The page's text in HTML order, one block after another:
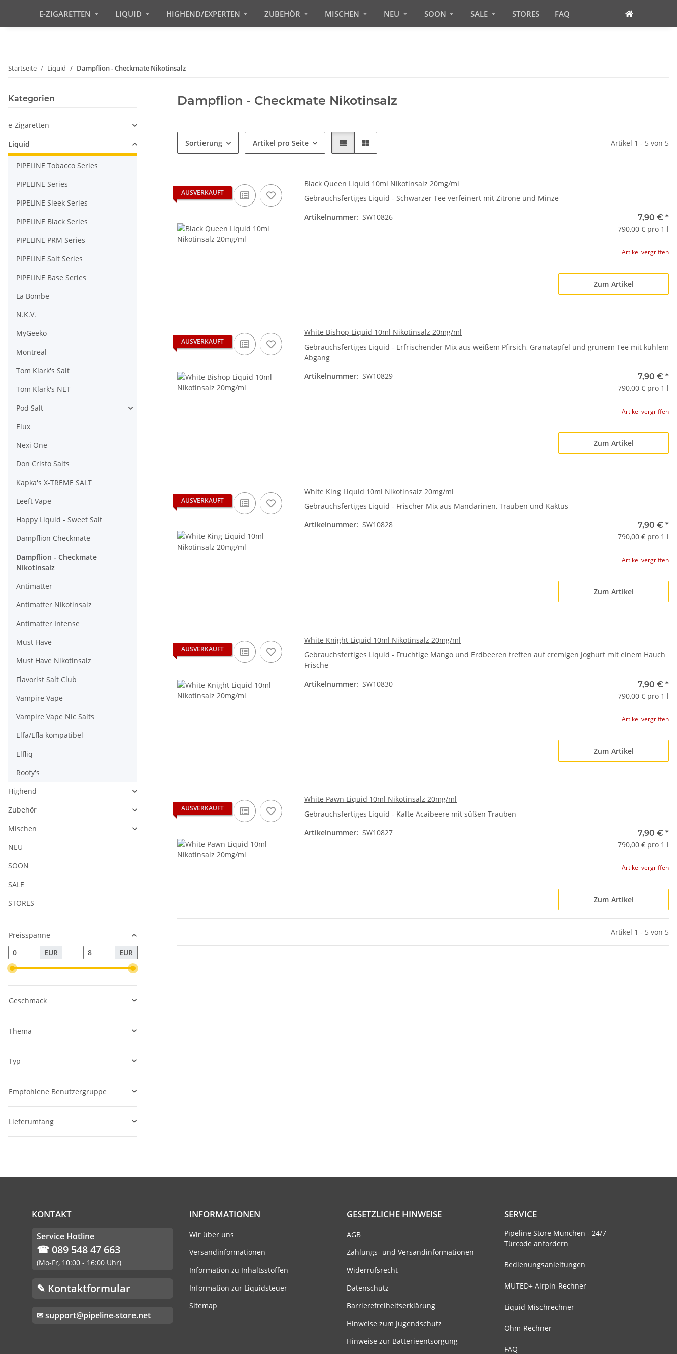
E-ZIGARETTEN LIQUID HIGHEND/EXPERTEN ZUBEHÖR MISCHEN NEU SOON SALE STORES FAQ
Startseite Liquid Dampflion - Checkmate Nikotinsalz
Dampflion - Checkmate Nikotinsalz
Sortierung Artikel pro Seite Artikel 1 - 5 von 5
AUSVERKAUFT
Black Queen Liquid 10ml Nikotinsalz 20mg/ml
Gebrauchsfertiges Liquid - Schwarzer Tee verfeinert mit Zitrone und Minze
Artikelnummer: SW10826 7,90 € *
790,00 € pro 1 l
Artikel vergriffen
Zum Artikel
AUSVERKAUFT
White Bishop Liquid 10ml Nikotinsalz 20mg/ml
Gebrauchsfertiges Liquid - Erfrischender Mix aus weißem Pfirsich, Granatapfel und grünem Tee mit kühlem
Abgang
Artikelnummer: SW10829 7,90 € *
790,00 € pro 1 l
Artikel vergriffen
Zum Artikel
AUSVERKAUFT
White King Liquid 10ml Nikotinsalz 20mg/ml
Gebrauchsfertiges Liquid - Frischer Mix aus Mandarinen, Trauben und Kaktus
Artikelnummer: SW10828 7,90 € *
790,00 € pro 1 l
Artikel vergriffen
Zum Artikel
AUSVERKAUFT
White Knight Liquid 10ml Nikotinsalz 20mg/ml
Gebrauchsfertiges Liquid - Fruchtige Mango und Erdbeeren treffen auf cremigen Joghurt mit einem Hauch
Frische
Artikelnummer: SW10830 7,90 € *
790,00 € pro 1 l
Artikel vergriffen
Zum Artikel
AUSVERKAUFT
White Pawn Liquid 10ml Nikotinsalz 20mg/ml
Gebrauchsfertiges Liquid - Kalte Acaibeere mit süßen Trauben
Artikelnummer: SW10827 7,90 € *
790,00 € pro 1 l
Artikel vergriffen
Zum Artikel
Artikel 1 - 5 von 5
Kategorien
e-Zigaretten
Liquid
PIPELINE Tobacco Series
PIPELINE Series
PIPELINE Sleek Series
PIPELINE Black Series
PIPELINE PRM Series
PIPELINE Salt Series
PIPELINE Base Series
La Bombe
N.K.V.
MyGeeko
Montreal
Tom Klark's Salt
Tom Klark's NET
Pod Salt
Elux
Nexi One
Don Cristo Salts
Kapka's X-TREME SALT
Leeft Vape
Happy Liquid - Sweet Salt
Dampflion Checkmate
Dampflion - Checkmate
Nikotinsalz
Antimatter
Antimatter Nikotinsalz
Antimatter Intense
Must Have
Must Have Nikotinsalz
Flavorist Salt Club
Vampire Vape
Vampire Vape Nic Salts
Elfa/Efla kompatibel
Elfliq
Roofy's
Highend
Zubehör
Mischen
NEU
SOON
SALE
STORES
Preisspanne
EUR
EUR
Geschmack
Thema
Typ
Empfohlene Benutzergruppe
Lieferumfang
KONTAKT
Service Hotline
☎ 089 548 47 663
(Mo-Fr, 10:00 - 16:00 Uhr)
✎ Kontaktformular
✉ support@pipeline-store.net
INFORMATIONEN
Wir über uns
Versandinformationen
Information zu Inhaltsstoffen
Information zur Liquidsteuer
Sitemap
GESETZLICHE HINWEISE
AGB
Zahlungs- und Versandinformationen
Widerrufsrecht
Datenschutz
Barrierefreiheitserklärung
Hinweise zum Jugendschutz
Hinweise zur Batterieentsorgung
SERVICE
Pipeline Store München - 24/7
Türcode anfordern
Bedienungsanleitungen
MUTED+ Airpin-Rechner
Liquid Mischrechner
Ohm-Rechner
FAQ